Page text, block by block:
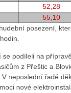
52,28
55,10
posezení,
podíleli na přípravě,
z Přeštic a
neposlední řadě
nové